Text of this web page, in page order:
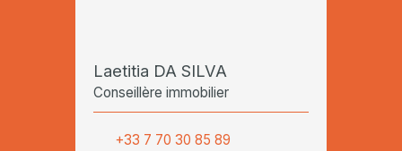
Laetitia DA SILVA
Conseillère immobilier
+33 7 70 30 85 89